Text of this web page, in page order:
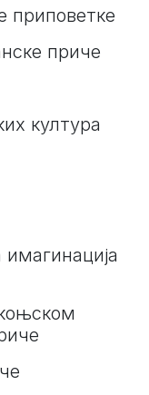
приповетке
приче
култура